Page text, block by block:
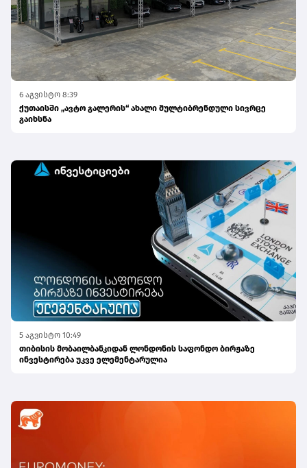
6 აგვისტო 8:39
ქუთაისში „ავტო გალერის“ ახალი მულტიბრენდული სივრცე
გაიხსნა
5 აგვისტო 10:49
თიბისის მობაილბანკიდან ლონდონის საფონდო ბირჟაზე
ინვესტირება უკვე ელემენტარულია